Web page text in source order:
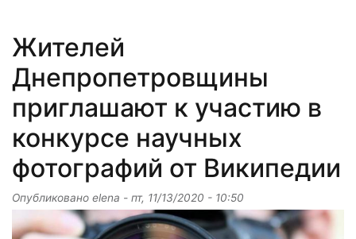
Жителей
Днепропетровщины
приглашают к участию в
конкурсе научных
фотографий от Википедии
Опубликовано elena - пт, 11/13/2020 - 10:50